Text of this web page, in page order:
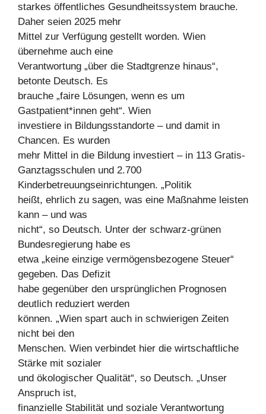
starkes öffentliches Gesundheitssystem brauche.
Daher seien 2025 mehr
Mittel zur Verfügung gestellt worden. Wien
übernehme auch eine
Verantwortung „über die Stadtgrenze hinaus“,
betonte Deutsch. Es
brauche „faire Lösungen, wenn es um
Gastpatient*innen geht“. Wien
investiere in Bildungsstandorte – und damit in
Chancen. Es wurden
mehr Mittel in die Bildung investiert – in 113 Gratis-
Ganztagsschulen und 2.700
Kinderbetreuungseinrichtungen. „Politik
heißt, ehrlich zu sagen, was eine Maßnahme leisten
kann – und was
nicht“, so Deutsch. Unter der schwarz-grünen
Bundesregierung habe es
etwa „keine einzige vermögensbezogene Steuer“
gegeben. Das Defizit
habe gegenüber den ursprünglichen Prognosen
deutlich reduziert werden
können. „Wien spart auch in schwierigen Zeiten
nicht bei den
Menschen. Wien verbindet hier die wirtschaftliche
Stärke mit sozialer
und ökologischer Qualität“, so Deutsch. „Unser
Anspruch ist,
finanzielle Stabilität und soziale Verantwortung